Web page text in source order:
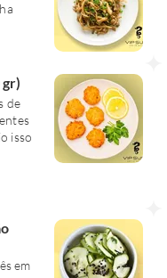
gr)
de
isso
em